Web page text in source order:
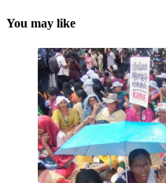
You may like